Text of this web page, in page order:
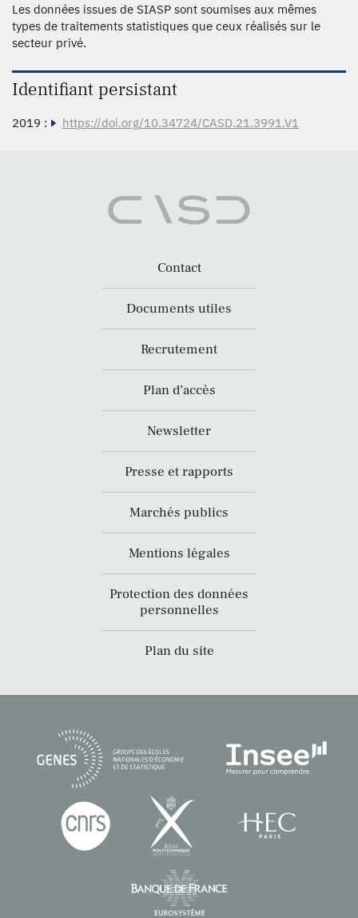
Les données issues de SIASP sont soumises aux mêmes
types de traitements statistiques que ceux réalisés sur le
secteur privé.
Identifiant persistant
2019 : https://doi.org/10.34724/CASD.21.3991.V1
Contact
Documents utiles
Recrutement
Plan d’accès
Newsletter
Presse et rapports
Marchés publics
Mentions légales
Protection des données
personnelles
Plan du site